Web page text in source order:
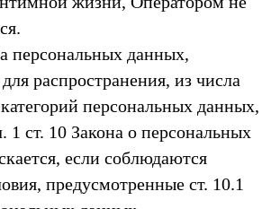
персональных данных,
распространения, из числа
персональных данных,
1 ст. 10 Закона о персональных
если соблюдаются
предусмотренные ст. 10.1